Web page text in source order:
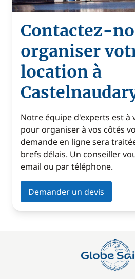
Contactez-
organiser
location à
Notre équipe d'experts est à
pour organiser à vos côtés
demande en ligne sera
brefs délais. Un conseiller
email ou par téléphone.
Demander un devis